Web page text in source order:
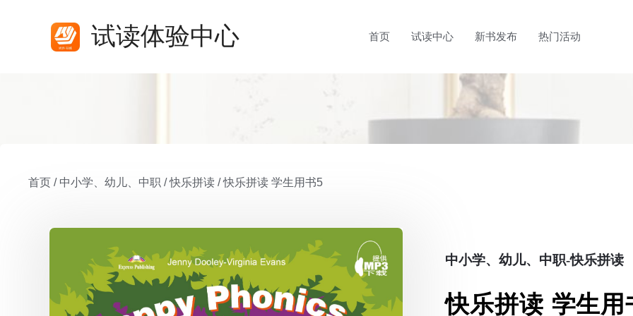
试读体验中心 首页 试读中心 新书发布 热门活动
首页 / 中小学、幼儿、中职 /快乐拼读 /快乐拼读 学生用书5
中小学、幼儿、中职-快乐拼读
快乐拼读 学生